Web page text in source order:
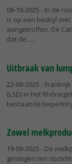
06-10-2025 - In de
is op een bedrijf met
aangetroffen. De
dat de...
Uitbraak van
22-09-2025 -
(LSD) in het
bestaande
Zowel
19-09-2025 - De
gestegen ten